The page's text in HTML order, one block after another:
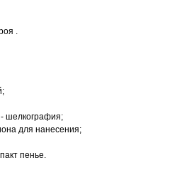
.
шелкография;
для нанесения;
пенье.